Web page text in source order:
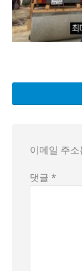
현지 소식에 따
SBU는 이 사건
이메일 주
댓글 *